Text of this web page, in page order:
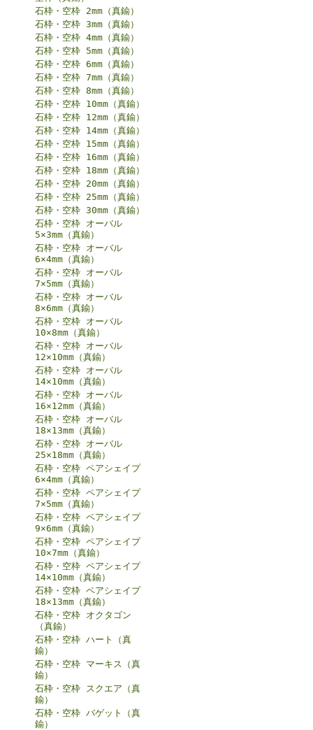
石枠・空枠 2mm（真鍮）
石枠・空枠 3mm（真鍮）
石枠・空枠 4mm（真鍮）
石枠・空枠 5mm（真鍮）
石枠・空枠 6mm（真鍮）
石枠・空枠 7mm（真鍮）
石枠・空枠 8mm（真鍮）
石枠・空枠 10mm（真鍮）
石枠・空枠 12mm（真鍮）
石枠・空枠 14mm（真鍮）
石枠・空枠 15mm（真鍮）
石枠・空枠 16mm（真鍮）
石枠・空枠 18mm（真鍮）
石枠・空枠 20mm（真鍮）
石枠・空枠 25mm（真鍮）
石枠・空枠 30mm（真鍮）
石枠・空枠 オーバル
5×3mm（真鍮）
石枠・空枠 オーバル
6×4mm（真鍮）
石枠・空枠 オーバル
7×5mm（真鍮）
石枠・空枠 オーバル
8×6mm（真鍮）
石枠・空枠 オーバル
10×8mm（真鍮）
石枠・空枠 オーバル
12×10mm（真鍮）
石枠・空枠 オーバル
14×10mm（真鍮）
石枠・空枠 オーバル
16×12mm（真鍮）
石枠・空枠 オーバル
18×13mm（真鍮）
石枠・空枠 オーバル
25×18mm（真鍮）
石枠・空枠 ペアシェイプ
6×4mm（真鍮）
石枠・空枠 ペアシェイプ
7×5mm（真鍮）
石枠・空枠 ペアシェイプ
9×6mm（真鍮）
石枠・空枠 ペアシェイプ
10×7mm（真鍮）
石枠・空枠 ペアシェイプ
14×10mm（真鍮）
石枠・空枠 ペアシェイプ
18×13mm（真鍮）
石枠・空枠 オクタゴン
（真鍮）
石枠・空枠 ハート（真
鍮）
石枠・空枠 マーキス（真
鍮）
石枠・空枠 スクエア（真
鍮）
石枠・空枠 バゲット（真
鍮）